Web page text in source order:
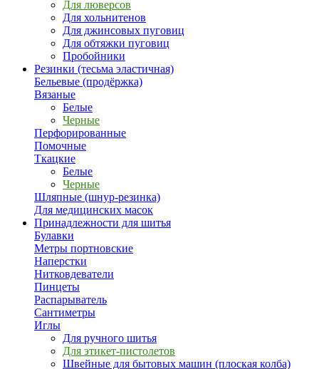
Для люверсов
Для хольнитенов
Для джинсовых пуговиц
Для обтяжки пуговиц
Пробойники
Резинки (тесьма эластичная)
Бельевые (продёржка)
Вязаные
Белые
Черные
Перфорированные
Помочные
Ткацкие
Белые
Черные
Шляпные (шнур-резинка)
Для медицинских масок
Принадлежности для шитья
Булавки
Метры портновские
Наперстки
Нитковдеватели
Пинцеты
Распарыватель
Сантиметры
Иглы
Для ручного шитья
Для этикет-пистолетов
Швейные для бытовых машин (плоская колба)